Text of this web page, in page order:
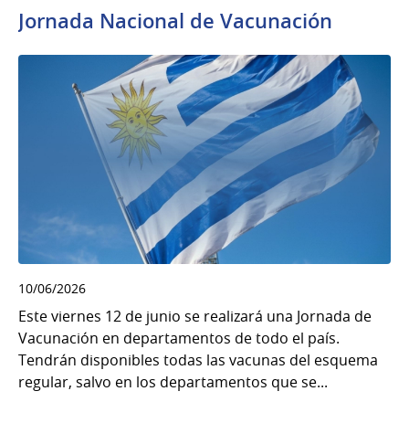
Jornada Nacional de Vacunación
10/06/2026
Este viernes 12 de junio se realizará una Jornada de
Vacunación en departamentos de todo el país.
Tendrán disponibles todas las vacunas del esquema
regular, salvo en los departamentos que se...